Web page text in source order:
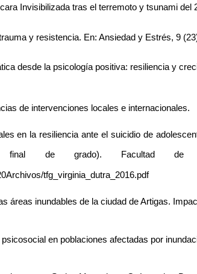
Invisibilizada tras el terremoto y tsunami del
y resistencia. En: Ansiedad y Estrés, 9
desde la psicología positiva: resiliencia y
de intervenciones locales e internacionales.
en la resiliencia ante el suicidio de
de grado). Facultad de
tfg_virginia_dutra_2016.pdf
áreas inundables de la ciudad de Artigas.
en poblaciones afectadas por